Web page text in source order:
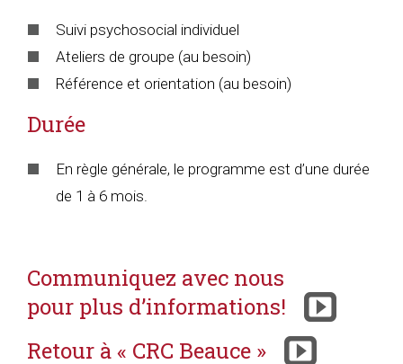
Suivi psychosocial individuel
Ateliers de groupe (au besoin)
Référence et orientation (au besoin)
Durée
En règle générale, le programme est d’une durée
de 1 à 6 mois.
Communiquez avec nous
pour plus d’informations!
Retour à « CRC Beauce »